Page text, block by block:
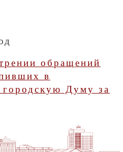
обращений
в
Думу за